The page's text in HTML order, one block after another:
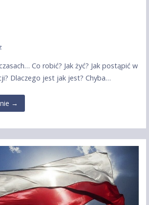
Co robić? Jak żyć? Jak postąpić w
Dlaczego jest jak jest? Chyba…
→